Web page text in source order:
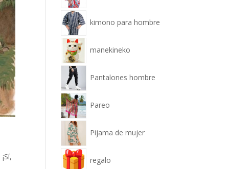
kimono para hombre
manekineko
Pantalones hombre
Pareo
Pijama de mujer
regalo